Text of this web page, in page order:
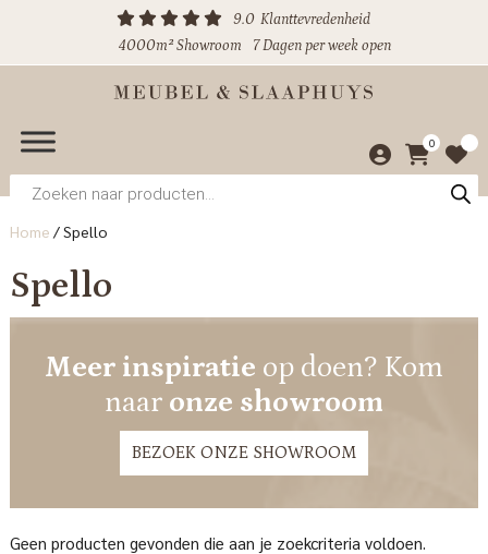
9.0 Klanttevredenheid
4000m² Showroom
7 Dagen per week open
0
Producten
zoeken
Home /Spello
Spello
Meer inspiratie op doen? Kom
naar onze showroom
BEZOEK ONZE SHOWROOM
Geen producten gevonden die aan je zoekcriteria voldoen.